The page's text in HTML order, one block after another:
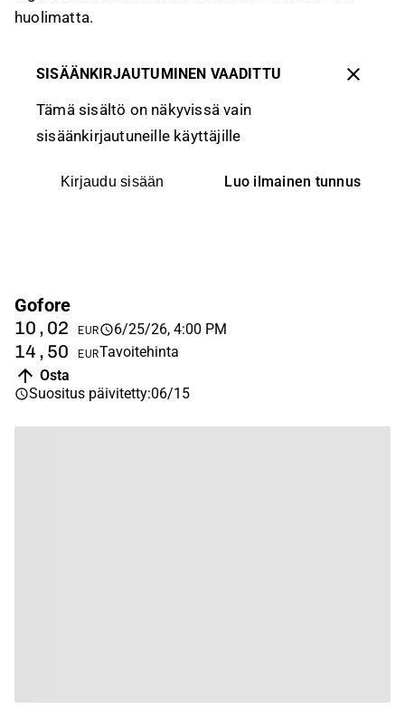
huolimatta.
SISÄÄNKIRJAUTUMINEN VAADITTU
Tämä sisältö on näkyvissä vain
sisäänkirjautuneille käyttäjille
Kirjaudu sisään Luo ilmainen tunnus
Gofore
10,02 EUR 6/25/26, 4:00 PM
14,50 EURTavoitehinta
Osta
Suositus päivitetty:06/15